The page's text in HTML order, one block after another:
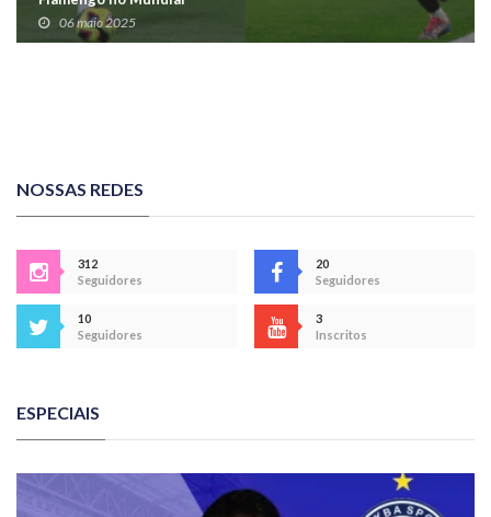
06 maio 2025
NOSSAS REDES
312
Seguidores
20
Seguidores
10
Seguidores
3
Inscritos
ESPECIAIS